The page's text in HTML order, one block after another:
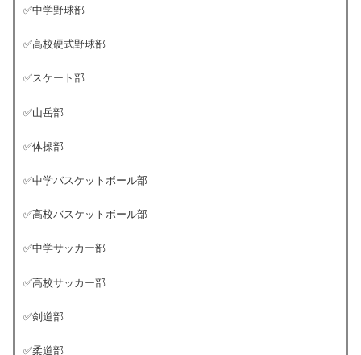
✅中学野球部
✅高校硬式野球部
✅スケート部
✅山岳部
✅体操部
✅中学バスケットボール部
✅高校バスケットボール部
✅中学サッカー部
✅高校サッカー部
✅剣道部
✅柔道部